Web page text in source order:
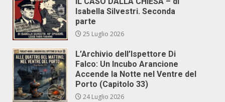
Isabella Silvestri. Seconda
parte
25 Luglio 2026
L’Archivio dell’Ispettore Di
Falco: Un Incubo Arancione
Accende la Notte nel Ventre del
Porto (Capitolo 33)
24 Luglio 2026